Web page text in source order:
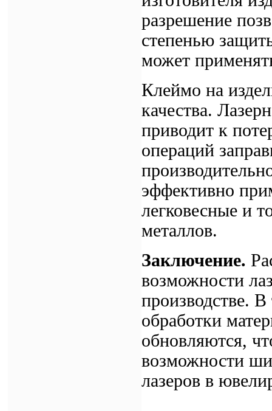
разрешение
степенью
может
Клеймо на
качества.
приводит к
операций
эффективно
легковесные и
металлов.
Заключение.
возможности
производстве.
обработки
обновляются,
возможности
лазеров в